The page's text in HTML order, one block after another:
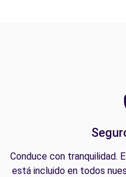
Conduce con tranquilidad.
está incluido en todos